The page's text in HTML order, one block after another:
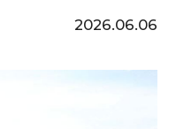
2026.06.06